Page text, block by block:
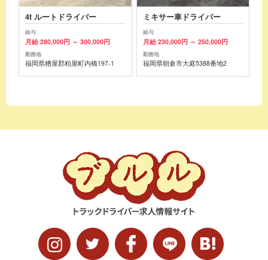
4t ルートドライバー
給与
月給 280,000円 ～ 300,000円
勤務地
福岡県糟屋郡粕屋町内橋197-1
ミキサー車ドライバー
給与
月給 230,000円 ～ 250,000円
勤務地
福岡県朝倉市大庭5388番地2